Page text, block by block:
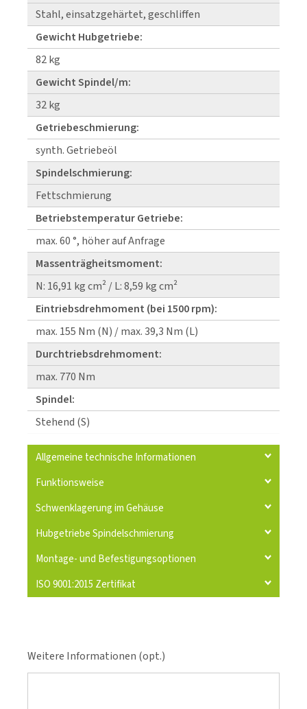
Stahl, einsatzgehärtet, geschliffen
Gewicht Hubgetriebe:
82 kg
Gewicht Spindel/m:
32 kg
Getriebeschmierung:
synth. Getriebeöl
Spindelschmierung:
Fettschmierung
Betriebstemperatur Getriebe:
max. 60 °, höher auf Anfrage
Massenträgheitsmoment:
N: 16,91 kg cm² / L: 8,59 kg cm²
Eintriebsdrehmoment (bei 1500 rpm):
max. 155 Nm (N) / max. 39,3 Nm (L)
Durchtriebsdrehmoment:
max. 770 Nm
Spindel:
Stehend (S)
Allgemeine technische Informationen
Funktionsweise
Schwenklagerung im Gehäuse
Hubgetriebe Spindelschmierung
Montage- und Befestigungsoptionen
ISO 9001:2015 Zertifikat
Weitere Informationen (opt.)